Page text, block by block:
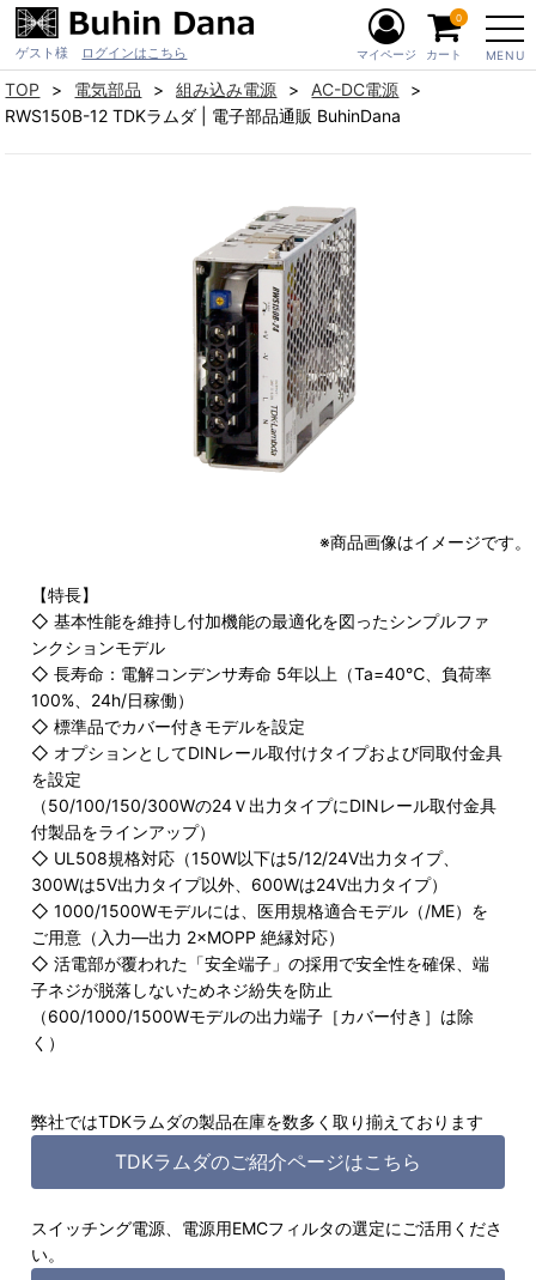
ゲスト様 ログインはこちら MENU
マイページ カート
0
TOP 電気部品 組み込み電源
AC-DC電源
RWS150B-12 TDKラムダ | 電子部品通販 BuhinDana
※商品画像はイメージです。
【特長】
◇ 基本性能を維持し付加機能の最適化を図ったシンプルファ
ンクションモデル
◇ 長寿命：電解コンデンサ寿命 5年以上（Ta=40℃、負荷率
100%、24h/日稼働）
◇ 標準品でカバー付きモデルを設定
◇ オプションとしてDINレール取付けタイプおよび同取付金具
を設定
（50/100/150/300Wの24Ｖ出力タイプにDINレール取付金具
付製品をラインアップ）
◇ UL508規格対応（150W以下は5/12/24V出力タイプ、
300Wは5V出力タイプ以外、600Wは24V出力タイプ）
◇ 1000/1500Wモデルには、医用規格適合モデル（/ME）を
ご用意（入力―出力 2×MOPP 絶縁対応）
◇ 活電部が覆われた「安全端子」の採用で安全性を確保、端
子ネジが脱落しないためネジ紛失を防止
（600/1000/1500Wモデルの出力端子［カバー付き］は除
く）
弊社ではTDKラムダの製品在庫を数多く取り揃えております
TDKラムダのご紹介ページはこちら
スイッチング電源、電源用EMCフィルタの選定にご活用くださ
い。